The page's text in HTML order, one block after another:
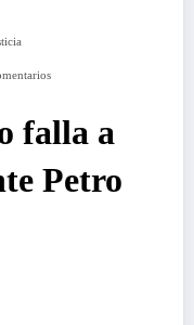
falla a
Petro